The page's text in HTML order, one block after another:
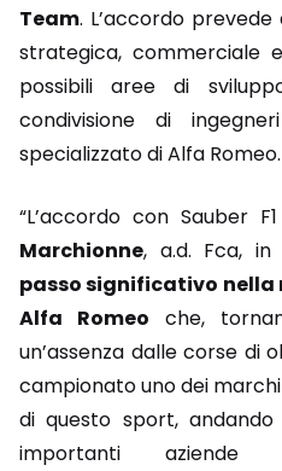
Team. L’accordo
strategica, commerciale
possibili aree di
condivisione di
specializzato di Alfa Romeo.
“L’accordo con Sauber
Marchionne, a.d. Fca,
passo significativo nella
Alfa Romeo che,
un’assenza dalle corse di
campionato uno dei
di questo sport,
importanti aziende